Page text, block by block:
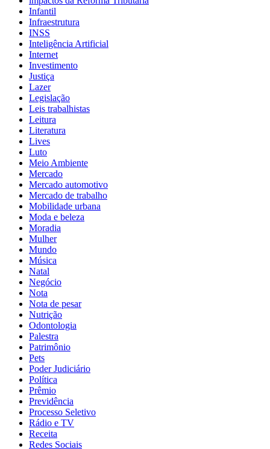
Infantil
Infraestrutura
INSS
Inteligência Artificial
Internet
Investimento
Justiça
Lazer
Legislação
Leis trabalhistas
Leitura
Literatura
Lives
Luto
Meio Ambiente
Mercado
Mercado automotivo
Mercado de trabalho
Mobilidade urbana
Moda e beleza
Moradia
Mulher
Mundo
Música
Natal
Negócio
Nota
Nota de pesar
Nutrição
Odontologia
Palestra
Patrimônio
Pets
Poder Judiciário
Política
Prêmio
Previdência
Processo Seletivo
Rádio e TV
Receita
Redes Sociais